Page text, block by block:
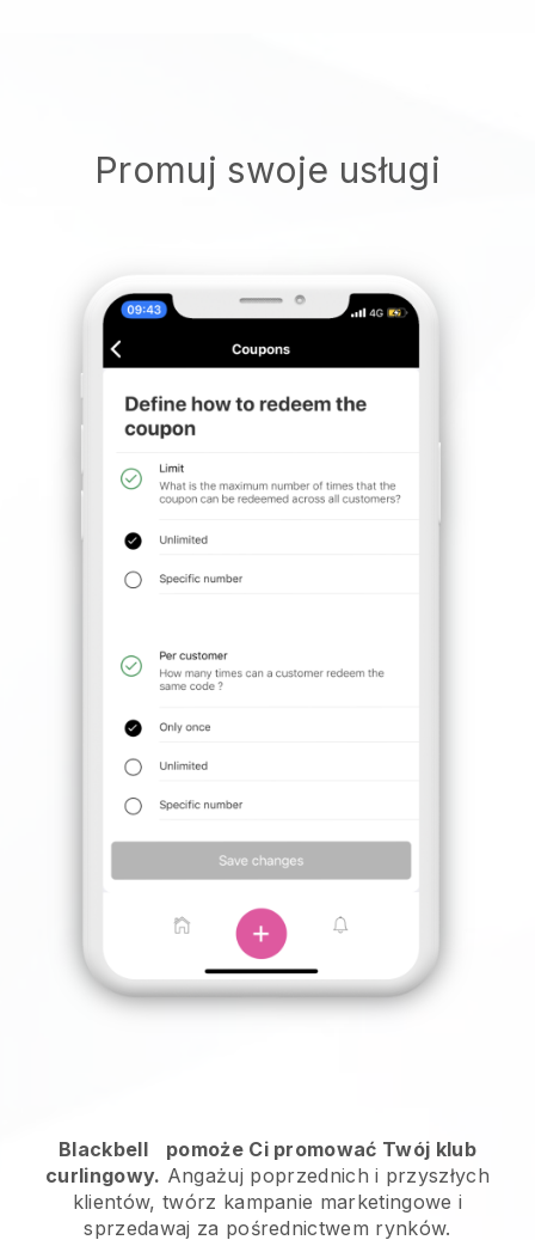
Promuj swoje usługi
Blackbell
pomoże Ci promować Twój klub
curlingowy. Angażuj poprzednich i przyszłych
klientów, twórz kampanie marketingowe i
sprzedawaj za pośrednictwem rynków.